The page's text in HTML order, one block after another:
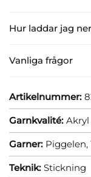
Hur laddar jag
Vanliga frågor
Artikelnummer:
Garnkvalité: Akryl
Garner: Piggelen,
Teknik: Stickning